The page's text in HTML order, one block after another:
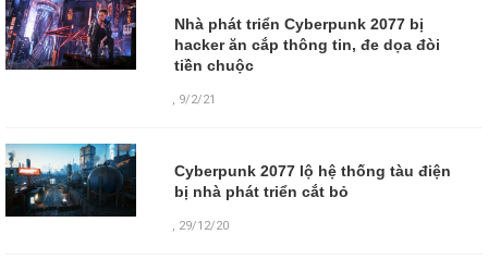
Nhà phát triển Cyberpunk 2077 bị
hacker ăn cắp thông tin, đe dọa đòi
tiền chuộc
, 9/2/21
Cyberpunk 2077 lộ hệ thống tàu điện
bị nhà phát triển cắt bỏ
, 29/12/20